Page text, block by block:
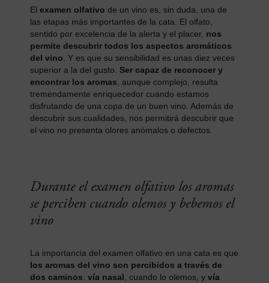
El examen olfativo de un vino es, sin duda, una de
las etapas más importantes de la cata. El olfato,
sentido por excelencia de la alerta y el placer, nos
permite descubrir todos los aspectos aromáticos
del vino . Y es que su sensibilidad es unas diez veces
superior a la del gusto. Ser capaz de reconocer y
encontrar los aromas , aunque complejo, resulta
tremendamente enriquecedor cuando estamos
disfrutando de una copa de un buen vino. Además de
descubrir sus cualidades, nos permitirá descubrir que
el vino no presenta olores anómalos o defectos.
Durante el examen olfativo los aromas
se perciben cuando olemos y bebemos el
vino
La importancia del examen olfativo en una cata es que
los aromas del vino son percibidos a través de
dos caminos: vía nasal , cuando lo olemos, y vía